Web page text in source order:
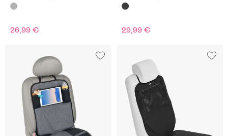
26,99 € 29,99 €